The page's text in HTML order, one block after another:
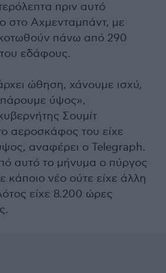
πριν αυτό
στο Αχμενταμπάντ, με
πάνω από 290
εδάφους.
ώθηση, χάνουμε ισχύ,
ύψος»,
Σουμίτ
αεροσκάφος του είχε
αναφέρει ο Telegraph.
αυτό το μήνυμα ο πύργος
κάποιο νέο ούτε είχε άλλη
είχε 8.200 ώρες